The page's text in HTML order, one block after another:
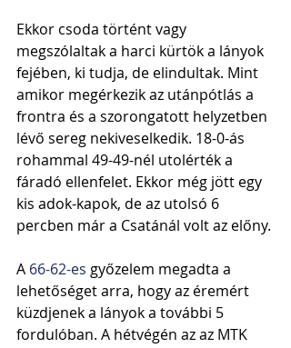
Ekkor csoda történt vagy
megszólaltak a harci kürtök a lányok
fejében, ki tudja, de elindultak. Mint
amikor megérkezik az utánpótlás a
frontra és a szorongatott helyzetben
lévő sereg nekiveselkedik. 18-0-ás
rohammal 49-49-nél utolérték a
fáradó ellenfelet. Ekkor még jött egy
kis adok-kapok, de az utolsó 6
percben már a Csatánál volt az előny.
A 66-62-es győzelem megadta a
lehetőséget arra, hogy az éremért
küzdjenek a lányok a további 5
fordulóban. A hétvégén az az MTK